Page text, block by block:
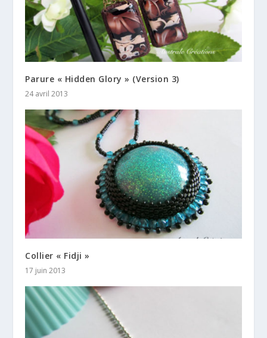
Parure « Hidden Glory » (Version 3)
24 avril 2013
Collier « Fidji »
17 juin 2013